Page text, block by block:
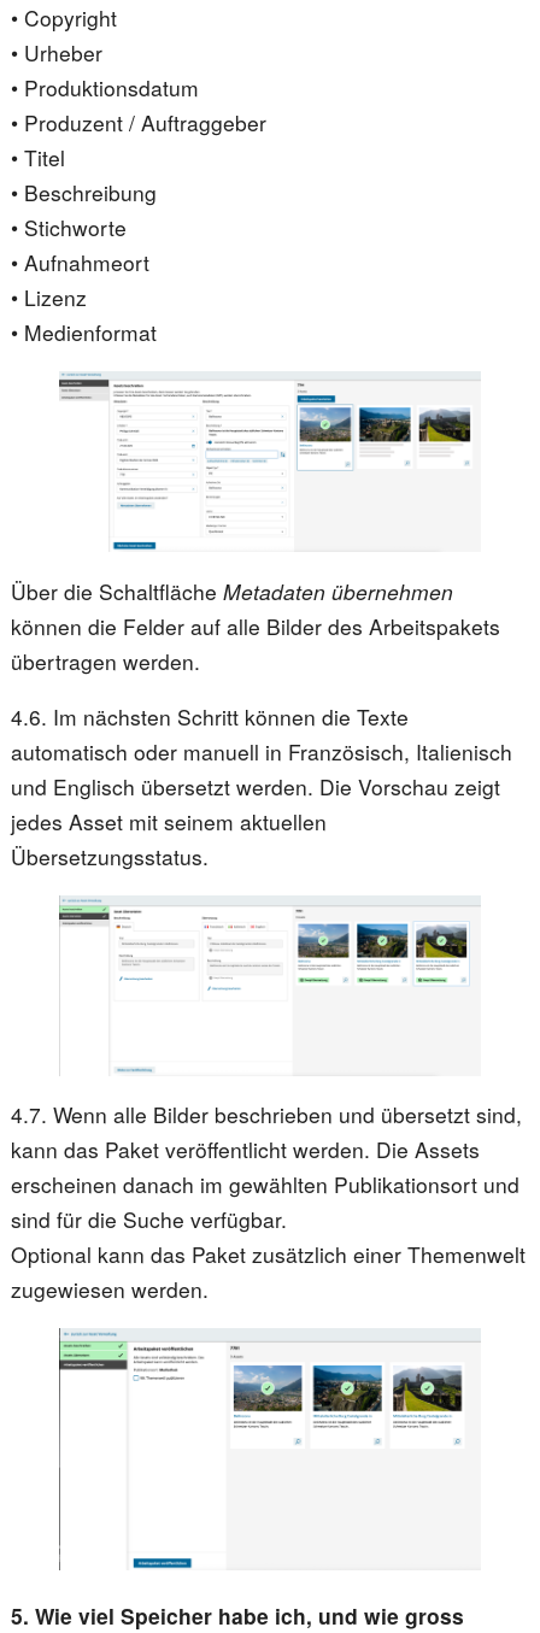
• Copyright
• Urheber
• Produktionsdatum
• Produzent / Auftraggeber
• Titel
• Beschreibung
• Stichworte
• Aufnahmeort
• Lizenz
• Medienformat
Über die Schaltfläche Metadaten übernehmen
können die Felder auf alle Bilder des Arbeitspakets
übertragen werden.
4.6. Im nächsten Schritt können die Texte
automatisch oder manuell in Französisch, Italienisch
und Englisch übersetzt werden. Die Vorschau zeigt
jedes Asset mit seinem aktuellen
Übersetzungsstatus.
4.7. Wenn alle Bilder beschrieben und übersetzt sind,
kann das Paket veröffentlicht werden. Die Assets
erscheinen danach im gewählten Publikationsort und
sind für die Suche verfügbar.
Optional kann das Paket zusätzlich einer Themenwelt
zugewiesen werden.
5. Wie viel Speicher habe ich, und wie gross